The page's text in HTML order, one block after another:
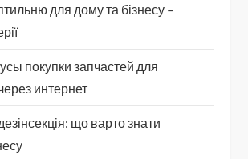
для дому та бізнесу –
покупки запчастей для
интернет
що варто знати